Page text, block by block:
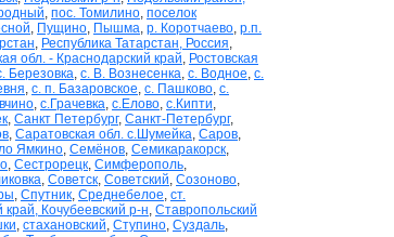
, пос. Томилино, поселок
, Пущино, Пышма, р. Коротчаево, р.п.
, Республика Татарстан, Россия,
обл. - Краснодарский край, Ростовская
Березовка, с. В. Вознесенка, с. Водное, с.
, с. п. Базаровское, с. Пашково, с.
, с.Грачевка, с.Елово, с.Кипти,
, Санкт Петербург, Санкт-Петербург,
, Саратовская обл. с.Шумейка, Саров,
Ямкино, Семёнов, Семикаракорск,
, Сестрорецк, Симферополь,
, Советск, Советский, Созоново,
, Спутник, Среднебелое, ст.
Кочубеевский р-н, Ставропольский
, стахановский, Ступино, Суздаль,